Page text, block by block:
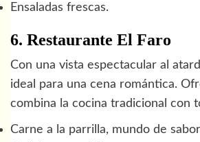
Ensaladas frescas.
6. Restaurante El Faro
Con una vista espectacular al
ideal para una cena romántica.
combina la cocina tradicional con
Carne a la parrilla, mundo de